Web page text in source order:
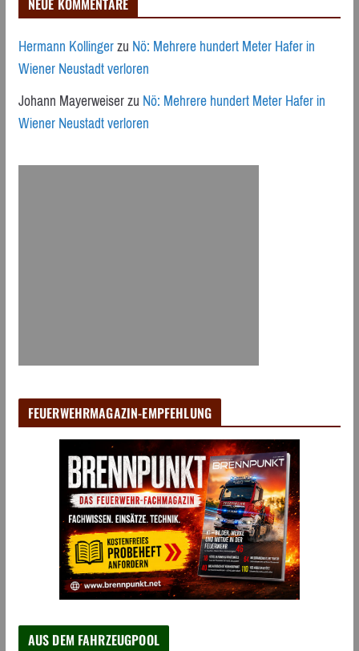
NEUE KOMMENTARE
Hermann KollingerzuNö: Mehrere hundert Meter Hafer in
Wiener Neustadt verloren
Johann MayerweiserzuNö: Mehrere hundert Meter Hafer in
Wiener Neustadt verloren
FEUERWEHRMAGAZIN-EMPFEHLUNG
AUS DEM FAHRZEUGPOOL